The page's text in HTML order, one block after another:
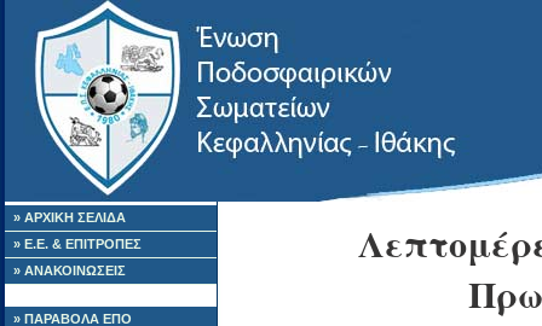
» ΑΡΧΙΚΗ ΣΕΛΙΔΑ
» Ε.Ε. & ΕΠΙΤΡΟΠΕΣ
» ΑΝΑΚΟΙΝΩΣΕΙΣ
» ΠΑΡΑΒΟΛΑ ΕΠΟ